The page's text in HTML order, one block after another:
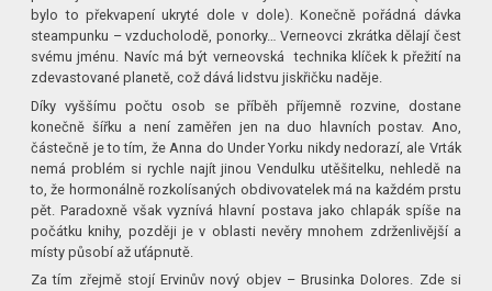
bylo to překvapení ukryté dole v dole). Konečně pořádná dávka
steampunku – vzducholodě, ponorky… Verneovci zkrátka dělají čest
svému jménu. Navíc má být verneovská technika klíček k přežití na
zdevastované planetě, což dává lidstvu jiskřičku naděje.
Díky vyššímu počtu osob se příběh příjemně rozvine, dostane
konečně šířku a není zaměřen jen na duo hlavních postav. Ano,
částečně je to tím, že Anna do Under Yorku nikdy nedorazí, ale Vrták
nemá problém si rychle najít jinou Vendulku utěšitelku, nehledě na
to, že hormonálně rozkolísaných obdivovatelek má na každém prstu
pět. Paradoxně však vyznívá hlavní postava jako chlapák spíše na
počátku knihy, později je v oblasti nevěry mnohem zdrženlivější a
místy působí až uťápnutě.
Za tím zřejmě stojí Ervinův nový objev – Brusinka Dolores. Zde si